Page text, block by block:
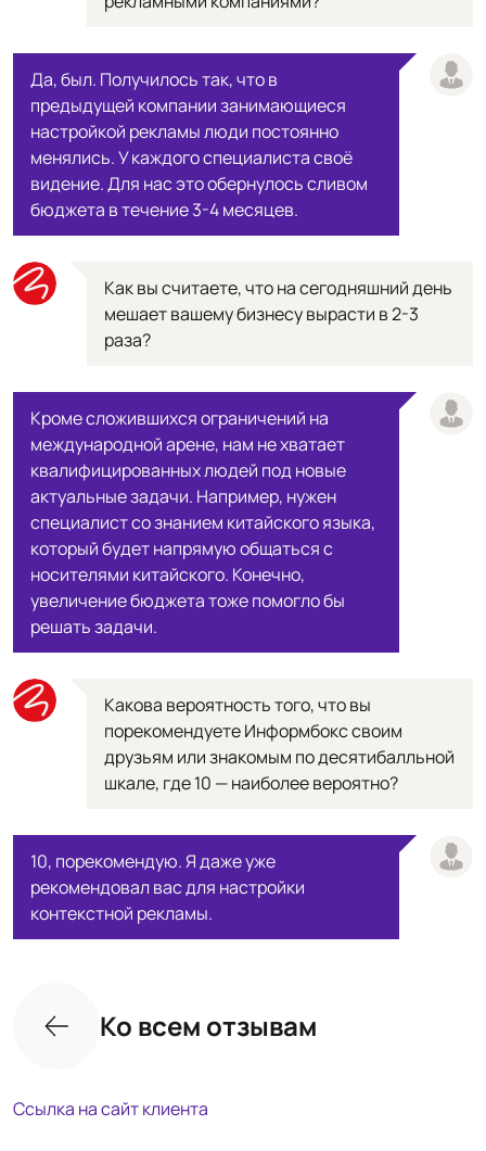
Да, был. Получилось так, что в
предыдущей компании занимающиеся
настройкой рекламы люди постоянно
менялись. У каждого специалиста своё
видение. Для нас это обернулось сливом
бюджета в течение 3-4 месяцев.
Как вы считаете, что на сегодняшний день
мешает вашему бизнесу вырасти в 2-3
раза?
Кроме сложившихся ограничений на
международной арене, нам не хватает
квалифицированных людей под новые
актуальные задачи. Например, нужен
специалист со знанием китайского языка,
который будет напрямую общаться с
носителями китайского. Конечно,
увеличение бюджета тоже помогло бы
решать задачи.
Какова вероятность того, что вы
порекомендуете Информбокс своим
друзьям или знакомым по десятибалльной
шкале, где 10 — наиболее вероятно?
10, порекомендую. Я даже уже
рекомендовал вас для настройки
контекстной рекламы.
Ко всем отзывам
Ссылка на сайт клиента